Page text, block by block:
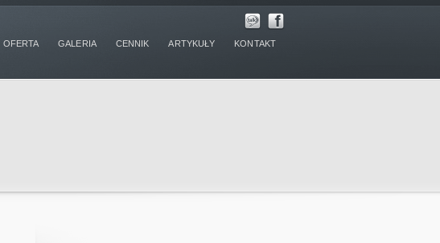
OFERTA GALERIA CENNIK ARTYKUŁY KONTAKT